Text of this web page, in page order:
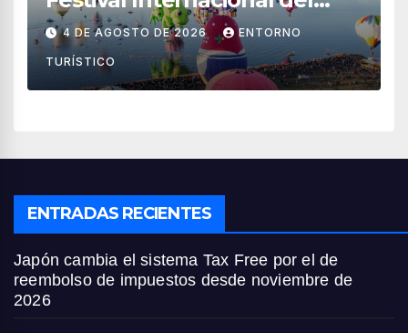
Globo 2026 con pilotos de 25
países
4 DE AGOSTO DE 2026 ENTORNO
TURÍSTICO
ENTRADAS RECIENTES
Japón cambia el sistema Tax Free por el de
reembolso de impuestos desde noviembre de
2026